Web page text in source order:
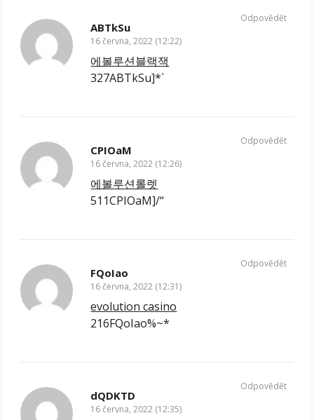
ABTkSu
16 června, 2022 (12:22)
에볼루션블랙잭
327ABTkSu]*`
Odpovědět
CPIOaM
16 června, 2022 (12:26)
에볼루션롤렛
511CPIOaM]/“
Odpovědět
FQoIao
16 června, 2022 (12:31)
evolution casino
216FQoIao%~*
Odpovědět
dQDKTD
16 června, 2022 (12:35)
Odpovědět